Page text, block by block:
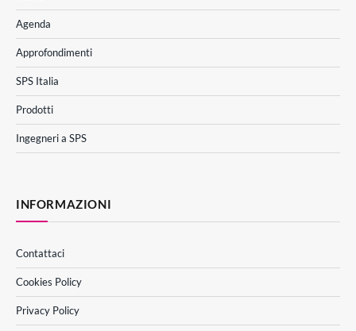
Agenda
Approfondimenti
SPS Italia
Prodotti
Ingegneri a SPS
INFORMAZIONI
Contattaci
Cookies Policy
Privacy Policy